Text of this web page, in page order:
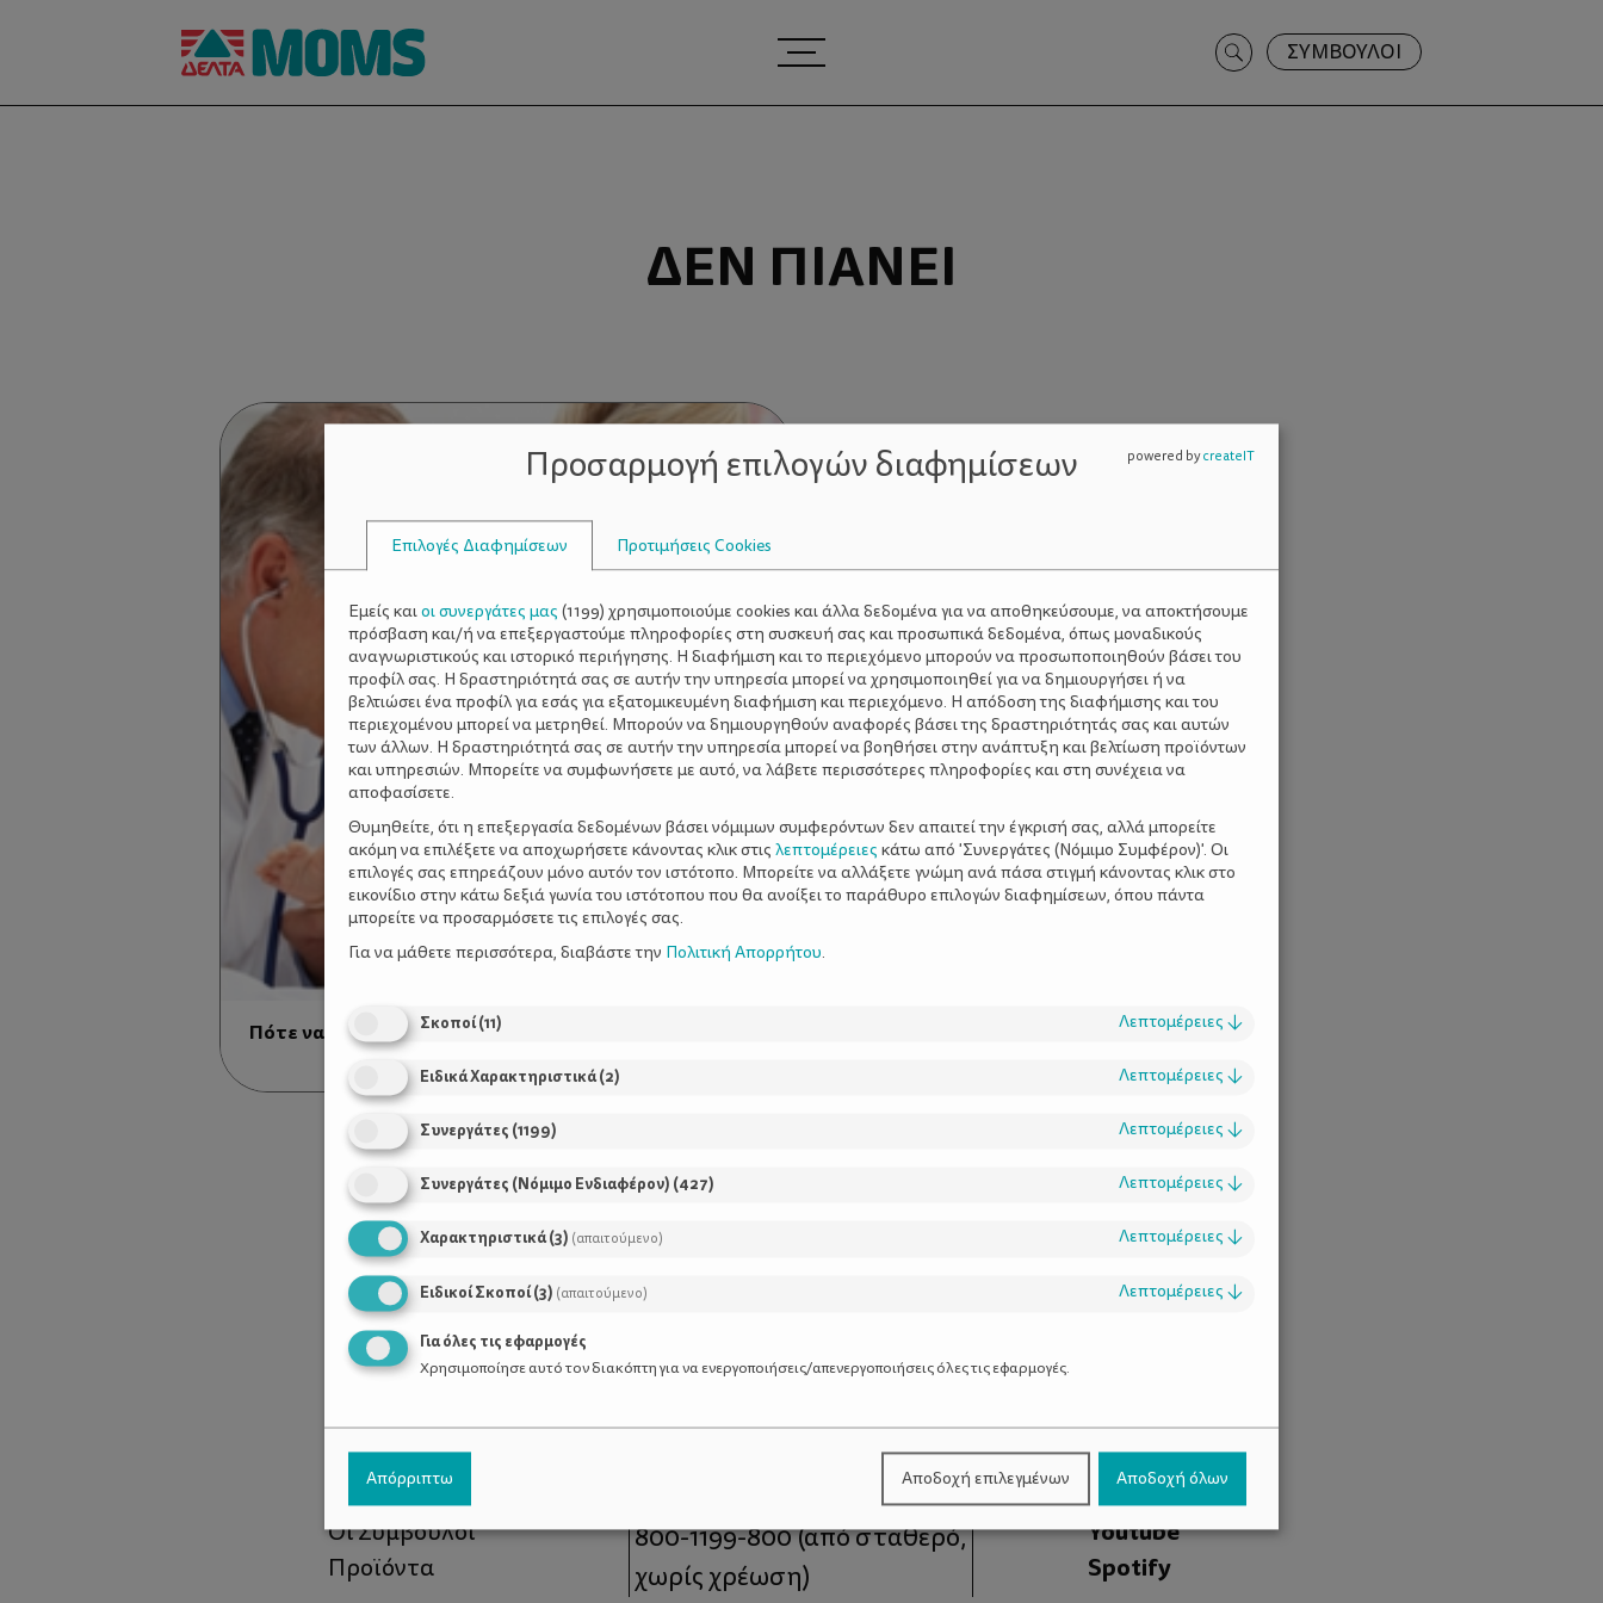
Search
for:
ΣΥΜΒΟΥΛΟΙ
ΔΕΝ ΠΙΆΝΕΙ
Πότε να συμβουλευθείτε τον παιδίατρό σας
Χρήσιμοι Σύνδεσμοι
Τι είναι το ΔΕΛΤΑ moms
Οι Σύμβουλοι
Προϊόντα
Τηλέφωνο Επικοινωνίας:
800-1199-800(από σταθερό,
χωρίς χρέωση)
Facebook
Instagram
Youtube
Spotify
Προσαρμογή επιλογών διαφημίσεων
Επιλογές Διαφημίσεων Προτιμήσεις Cookies
Εμείς καιοι συνεργάτες μας (1199) χρησιμοποιούμε cookies και άλλα δεδομένα για να αποθηκεύσουμε, να αποκτήσουμε
πρόσβαση και/ή να επεξεργαστούμε πληροφορίες στη συσκευή σας και προσωπικά δεδομένα, όπως μοναδικούς
αναγνωριστικούς και ιστορικό περιήγησης. Η διαφήμιση και το περιεχόμενο μπορούν να προσωποποιηθούν βάσει του
προφίλ σας. Η δραστηριότητά σας σε αυτήν την υπηρεσία μπορεί να χρησιμοποιηθεί για να δημιουργήσει ή να
βελτιώσει ένα προφίλ για εσάς για εξατομικευμένη διαφήμιση και περιεχόμενο. Η απόδοση της διαφήμισης και του
περιεχομένου μπορεί να μετρηθεί. Μπορούν να δημιουργηθούν αναφορές βάσει της δραστηριότητάς σας και αυτών
των άλλων. Η δραστηριότητά σας σε αυτήν την υπηρεσία μπορεί να βοηθήσει στην ανάπτυξη και βελτίωση προϊόντων
και υπηρεσιών. Μπορείτε να συμφωνήσετε με αυτό, να λάβετε περισσότερες πληροφορίες και στη συνέχεια να
αποφασίσετε.
Θυμηθείτε, ότι η επεξεργασία δεδομένων βάσει νόμιμων συμφερόντων δεν απαιτεί την έγκρισή σας, αλλά μπορείτε
ακόμη να επιλέξετε να αποχωρήσετε κάνοντας κλικ στις λεπτομέρειες κάτω από 'Συνεργάτες (Νόμιμο Συμφέρον)'. Οι
επιλογές σας επηρεάζουν μόνο αυτόν τον ιστότοπο. Μπορείτε να αλλάξετε γνώμη ανά πάσα στιγμή κάνοντας κλικ στο
εικονίδιο στην κάτω δεξιά γωνία του ιστότοπου που θα ανοίξει το παράθυρο επιλογών διαφημίσεων, όπου πάντα
μπορείτε να προσαρμόσετε τις επιλογές σας.
Για να μάθετε περισσότερα, διαβάστε την Πολιτική Απορρήτου.
Σκοποί(11) Λεπτομέρειες ↓
Ειδικά Χαρακτηριστικά(2) Λεπτομέρειες ↓
Συνεργάτες (1199) Λεπτομέρειες ↓
Συνεργάτες (Νόμιμο Ενδιαφέρον) (427) Λεπτομέρειες ↓
Χαρακτηριστικά(3) (απαιτούμενο) Λεπτομέρειες ↓
Ειδικοί Σκοποί(3) (απαιτούμενο) Λεπτομέρειες ↓
Για όλες τις εφαρμογές
Χρησιμοποίησε αυτό τον διακόπτη για να ενεργοποιήσεις/απενεργοποιήσεις όλες τις εφαρμογές.
Απόρριπτω Αποδοχή επιλεγμένων Αποδοχή όλων
powered bycreateIT